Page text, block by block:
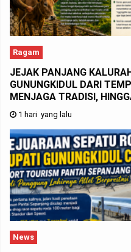
Ragam
JEJAK PANJANG
GUNUNGKIDUL DARI
MENJAGA TRADISI,
1 hari yang lalu
News